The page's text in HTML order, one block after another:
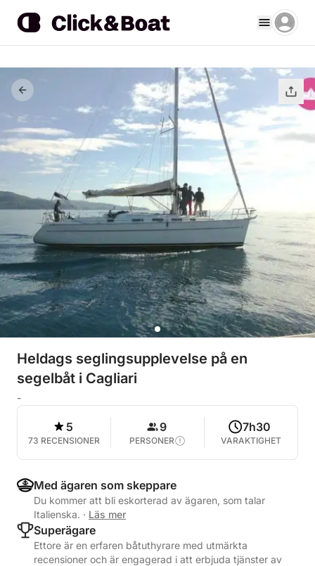
Heldags seglingsupplevelse på en
segelbåt i Cagliari
-
5
73 RECENSIONER
9
PERSONER
7h30
VARAKTIGHET
Med ägaren som skeppare
Du kommer att bli eskorterad av ägaren, som talar
Italienska. · Läs mer
Superägare
Ettore är en erfaren båtuthyrare med utmärkta
recensioner och är engagerad i att erbjuda tjänster av